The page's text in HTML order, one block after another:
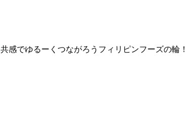
共感でゆるーくつながろうフィリピンフーズの輪！